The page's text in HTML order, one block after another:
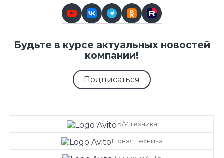
Будьте в курсе актуальных новостей
компании!
Подписаться
Б/У техника
Новая техника